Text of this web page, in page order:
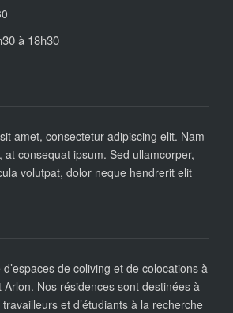
à 18h30
amet, consectetur adipiscing elit. Nam
consequat ipsum. Sed ullamcorper,
volutpat, dolor neque hendrerit elit
d’espaces de coliving et de colocations à
Arlon. Nos résidences sont destinées à
et d’étudiants à la recherche